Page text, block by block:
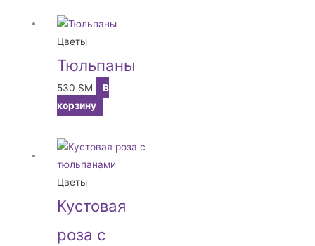
Цветы
Тюльпаны
530 ЅМ
В
корзину
Цветы
Кустовая
роза с